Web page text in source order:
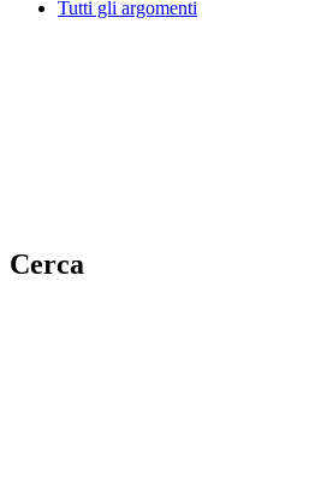
Tutti gli argomenti
Cerca